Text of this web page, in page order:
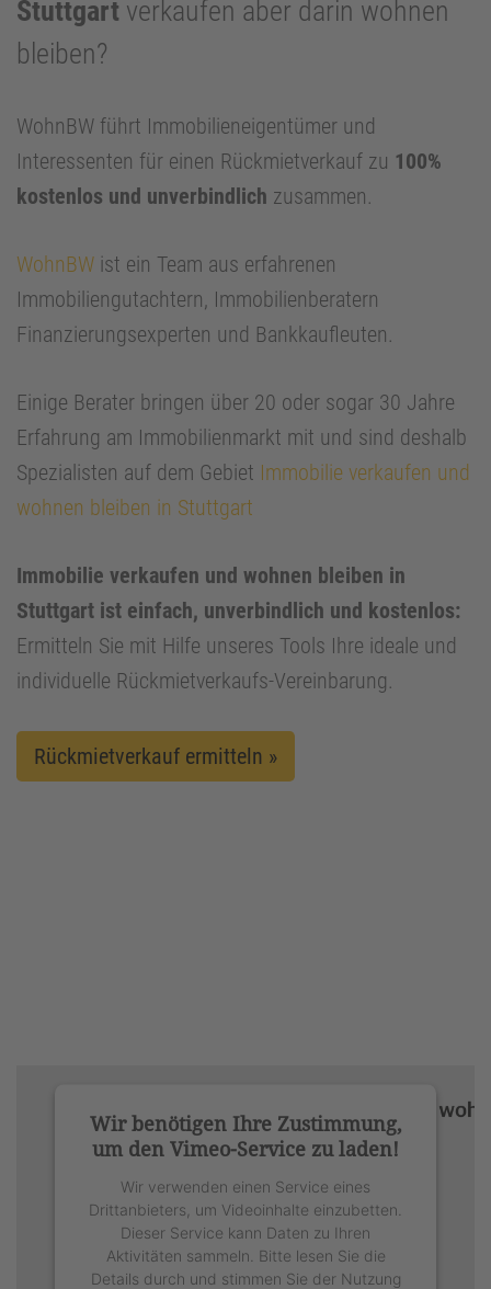
Stuttgart verkaufen aber darin wohnen
bleiben?
WohnBW führt Immobilieneigentümer und
Interessenten für einen Rückmietverkauf zu 100%
kostenlos und unverbindlich zusammen.
WohnBW ist ein Team aus erfahrenen
Immobiliengutachtern, Immobilienberatern
Finanzierungsexperten und Bankkaufleuten.
Einige Berater bringen über 20 oder sogar 30 Jahre
Erfahrung am Immobilienmarkt mit und sind deshalb
Spezialisten auf dem Gebiet Immobilie verkaufen und
wohnen bleiben in Stuttgart
Immobilie verkaufen und wohnen bleiben in
Stuttgart ist einfach, unverbindlich und kostenlos:
Ermitteln Sie mit Hilfe unseres Tools Ihre ideale und
individuelle Rückmietverkaufs-Vereinbarung.
Rückmietverkauf ermitteln »
Wir benötigen Ihre Zustimmung,
um den Vimeo-Service zu laden!
Wir verwenden einen Service eines
Drittanbieters, um Videoinhalte einzubetten.
Dieser Service kann Daten zu Ihren
Aktivitäten sammeln. Bitte lesen Sie die
Details durch und stimmen Sie der Nutzung